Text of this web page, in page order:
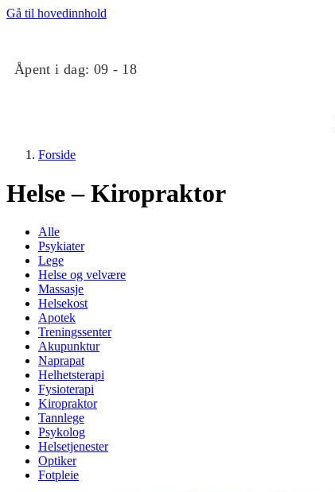
Gå til hovedinnhold
Åpent i dag: 09 - 18
Butikker
Mat og drikke
Helse
Aktiviteter
Tilbud
Forside
Helse – Kiropraktor
Alle
Psykiater
Lege
Helse og velvære
Massasje
Helsekost
Apotek
Treningssenter
Akupunktur
Naprapat
Helhetsterapi
Fysioterapi
Kiropraktor
Tannlege
Psykolog
Helsetjenester
Optiker
Fotpleie